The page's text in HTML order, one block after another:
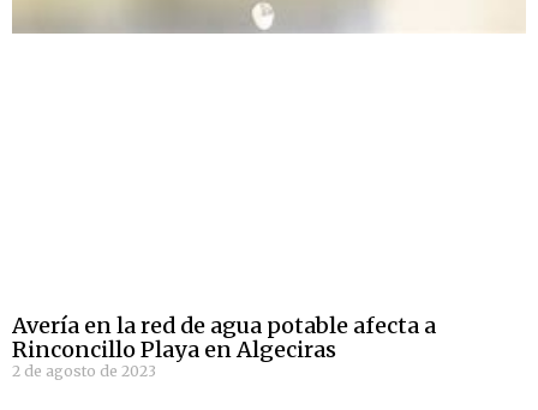
Avería en la red de agua potable afecta a
Rinconcillo Playa en Algeciras
2 de agosto de 2023